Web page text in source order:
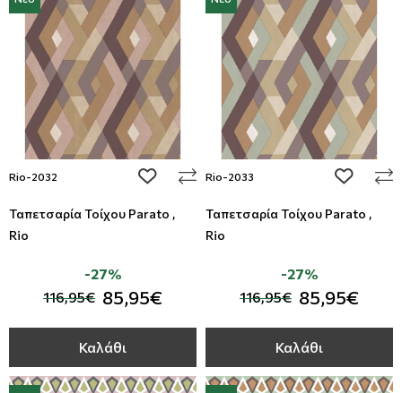
Rio-2032 add to wishlist
Ταπετσαρία Τοίχου Parato ,
Rio
116,95€ 85,95€
-27%
Καλάθι
Rio-2033 add to
Ταπετσαρία Τοίχου Parato ,
Rio
116,95€ 85,95€
-27%
Καλάθι